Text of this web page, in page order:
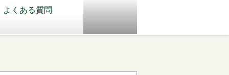
よくある質問